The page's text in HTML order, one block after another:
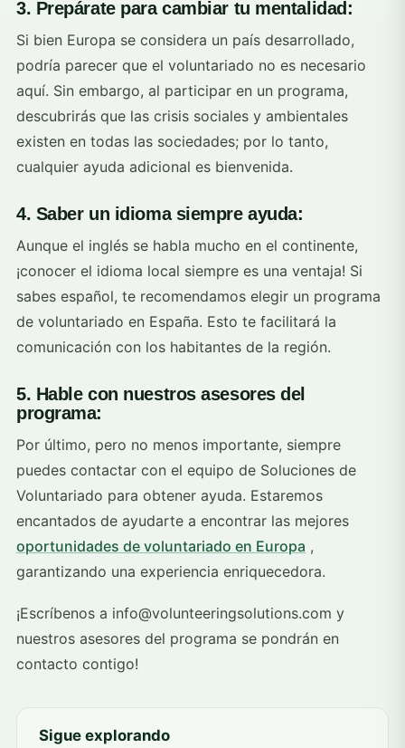
3. Prepárate para cambiar tu mentalidad:
Si bien Europa se considera un país desarrollado,
podría parecer que el voluntariado no es necesario
aquí. Sin embargo, al participar en un programa,
descubrirás que las crisis sociales y ambientales
existen en todas las sociedades; por lo tanto,
cualquier ayuda adicional es bienvenida.
4. Saber un idioma siempre ayuda:
Aunque el inglés se habla mucho en el continente,
¡conocer el idioma local siempre es una ventaja! Si
sabes español, te recomendamos elegir un programa
de voluntariado en España. Esto te facilitará la
comunicación con los habitantes de la región.
5. Hable con nuestros asesores del
programa:
Por último, pero no menos importante, siempre
puedes contactar con el equipo de Soluciones de
Voluntariado para obtener ayuda. Estaremos
encantados de ayudarte a encontrar las mejores
oportunidades de voluntariado en Europa ,
garantizando una experiencia enriquecedora.
¡Escríbenos a info@volunteeringsolutions.com y
nuestros asesores del programa se pondrán en
contacto contigo!
Sigue explorando